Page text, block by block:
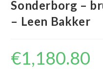
Sonderborg –
– Leen Bakker
€1,180.80